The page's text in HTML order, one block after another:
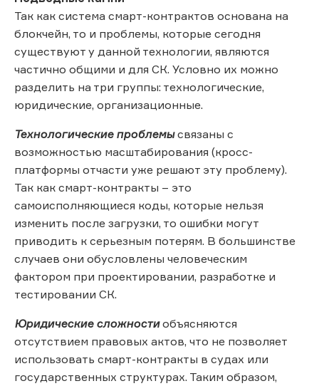
Так как система смарт-контрактов основана на
блокчейн, то и проблемы, которые сегодня
существуют у данной технологии, являются
частично общими и для СК. Условно их можно
разделить на три группы: технологические,
юридические, организационные.
Технологические проблемысвязаны с
возможностью масштабирования (кросс-
платформы отчасти уже решают эту проблему).
Так как смарт-контракты – это
самоисполняющиеся коды, которые нельзя
изменить после загрузки, то ошибки могут
приводить к серьезным потерям. В большинстве
случаев они обусловлены человеческим
фактором при проектировании, разработке и
тестировании СК.
Юридические сложностиобъясняются
отсутствием правовых актов, что не позволяет
использовать смарт-контракты в судах или
государственных структурах. Таким образом,